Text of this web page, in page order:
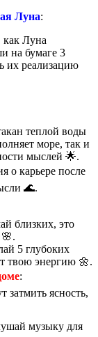
Луна:
как Луна
на бумаге 3
их реализацию
теплой воды
море, так и
мыслей 🌟.
о карьере после
🌊.
близких, это
5 глубоких
твою энергию 🌼.
:
ясность,
музыку для